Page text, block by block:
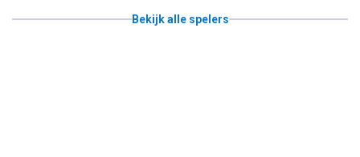
Bekijk alle spelers